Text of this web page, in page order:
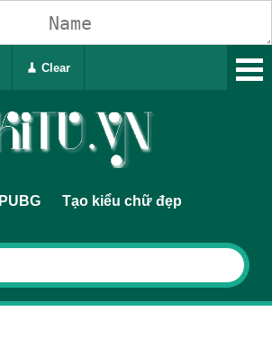
PUBG Tạo kiểu chữ đẹp
🧹 Clear